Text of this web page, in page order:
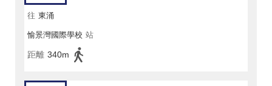
往 東涌
愉景灣國際學校 站
距離 340m